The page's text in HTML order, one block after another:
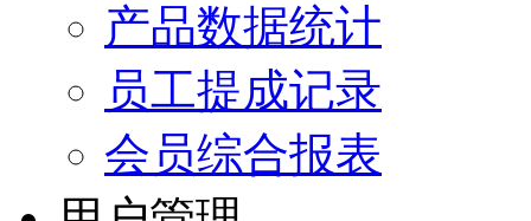
产品数据统计
员工提成记录
会员综合报表